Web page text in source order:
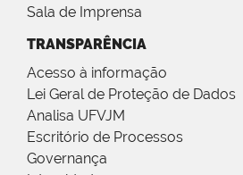
Sala de Imprensa
TRANSPARÊNCIA
Acesso à informação
Lei Geral de Proteção de Dados
Analisa UFVJM
Escritório de Processos
Governança